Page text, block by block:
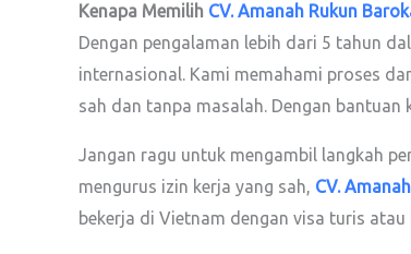
Kenapa Memilih CV. Amanah Rukun
Dengan pengalaman lebih dari 5 tahun
internasional. Kami memahami proses
sah dan tanpa masalah. Dengan
Jangan ragu untuk mengambil langkah
mengurus izin kerja yang sah, CV.
bekerja di Vietnam dengan visa turis